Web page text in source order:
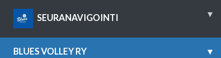
SEURANAVIGOINTI ▾
BLUES VOLLEY RY ▾